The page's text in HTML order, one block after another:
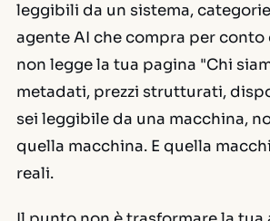
leggibili da un sistema,
agente AI che compra per
non legge la tua pagina "Chi
metadati, prezzi strutturati,
sei leggibile da una macchina,
quella macchina. E quella
reali.